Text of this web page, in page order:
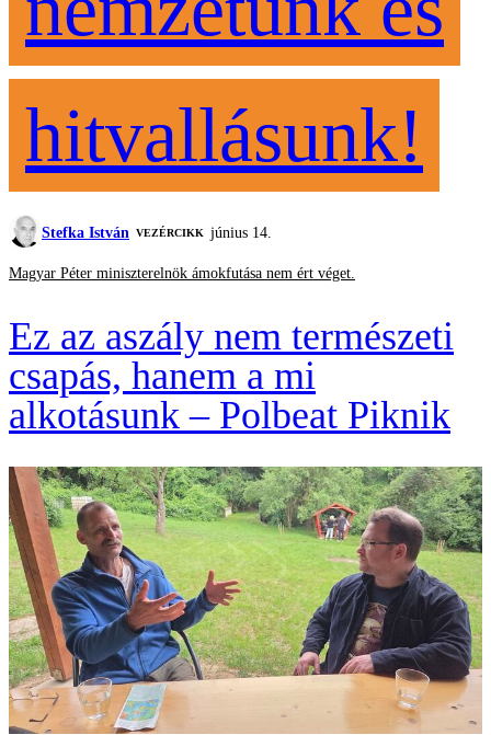
hitvallásunk!
Stefka István VEZÉRCIKK június 14.
Magyar Péter miniszterelnök ámokfutása nem ért véget.
Ez az aszály nem természeti
csapás, hanem a mi
alkotásunk – Polbeat Piknik